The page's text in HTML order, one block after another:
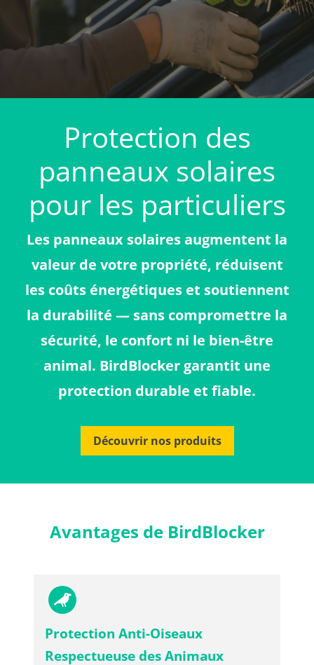
Protection des
panneaux solaires
pour les particuliers
Les panneaux solaires augmentent la
valeur de votre propriété, réduisent
les coûts énergétiques et soutiennent
la durabilité — sans compromettre la
sécurité, le confort ni le bien-être
animal. BirdBlocker garantit une
protection durable et fiable.
Découvrir nos produits
Avantages de BirdBlocker
Protection Anti-Oiseaux
Respectueuse des Animaux